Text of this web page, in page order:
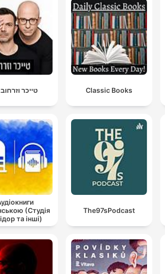
טייכר Classic Books
(Студія
та інші)
The97sPodcast